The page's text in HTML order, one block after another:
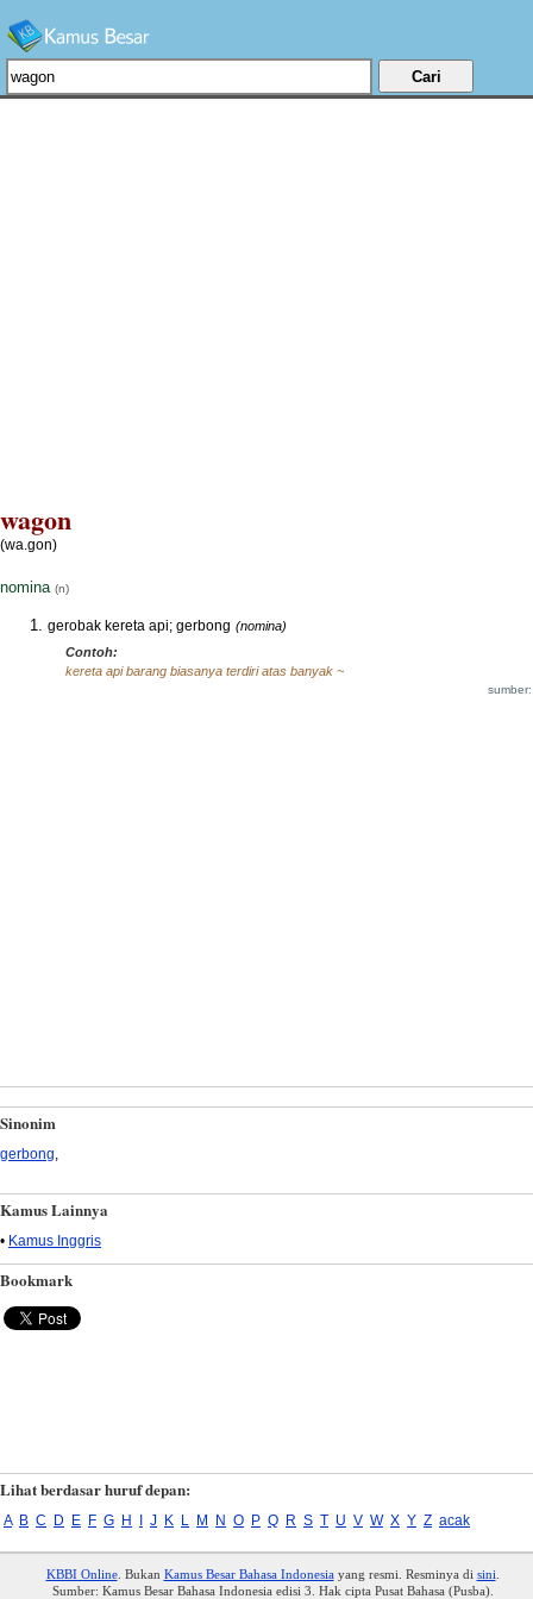
wagon
(wa.gon)
nomina (n)
gerobak kereta api; gerbong (nomina)
Contoh:
kereta api barang biasanya terdiri atas banyak ~
Sinonim
gerbong
Kamus Lainnya
• Kamus Inggris
Bookmark
Lihat berdasar huruf depan:
A B C D E F G H J K L M N O P Q R S T U V W X Y Z acak
KBBI Online. Bukan Kamus Besar Bahasa Indonesiayang resmi. Resminya di sini
Sumber: Kamus Besar Bahasa Indonesia edisi 3. Hak cipta Pusat Bahasa (Pusba).